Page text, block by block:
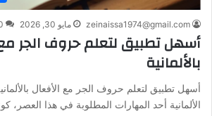
zeinaissa1974@gmail.com مايو 30, 2026
أسهل تطبيق لتعلم حروف الجر
بالألمانية
أسهل تطبيق لتعلم حروف الجر مع الأفعال
الألمانية أحد المهارات المطلوبة في هذا العصر،